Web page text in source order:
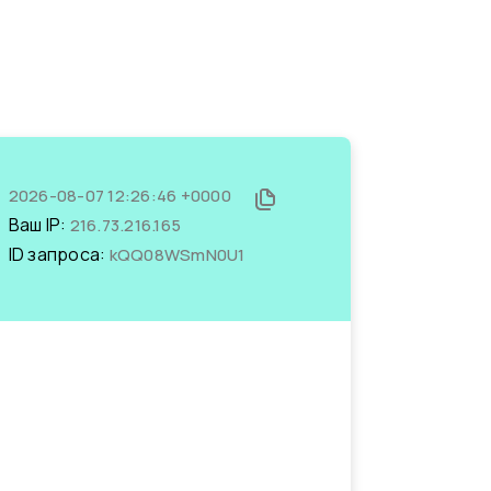
2026-08-07 12:26:46 +0000
Ваш IP: 216.73.216.165
ID запроса: kQQ08WSmN0U1